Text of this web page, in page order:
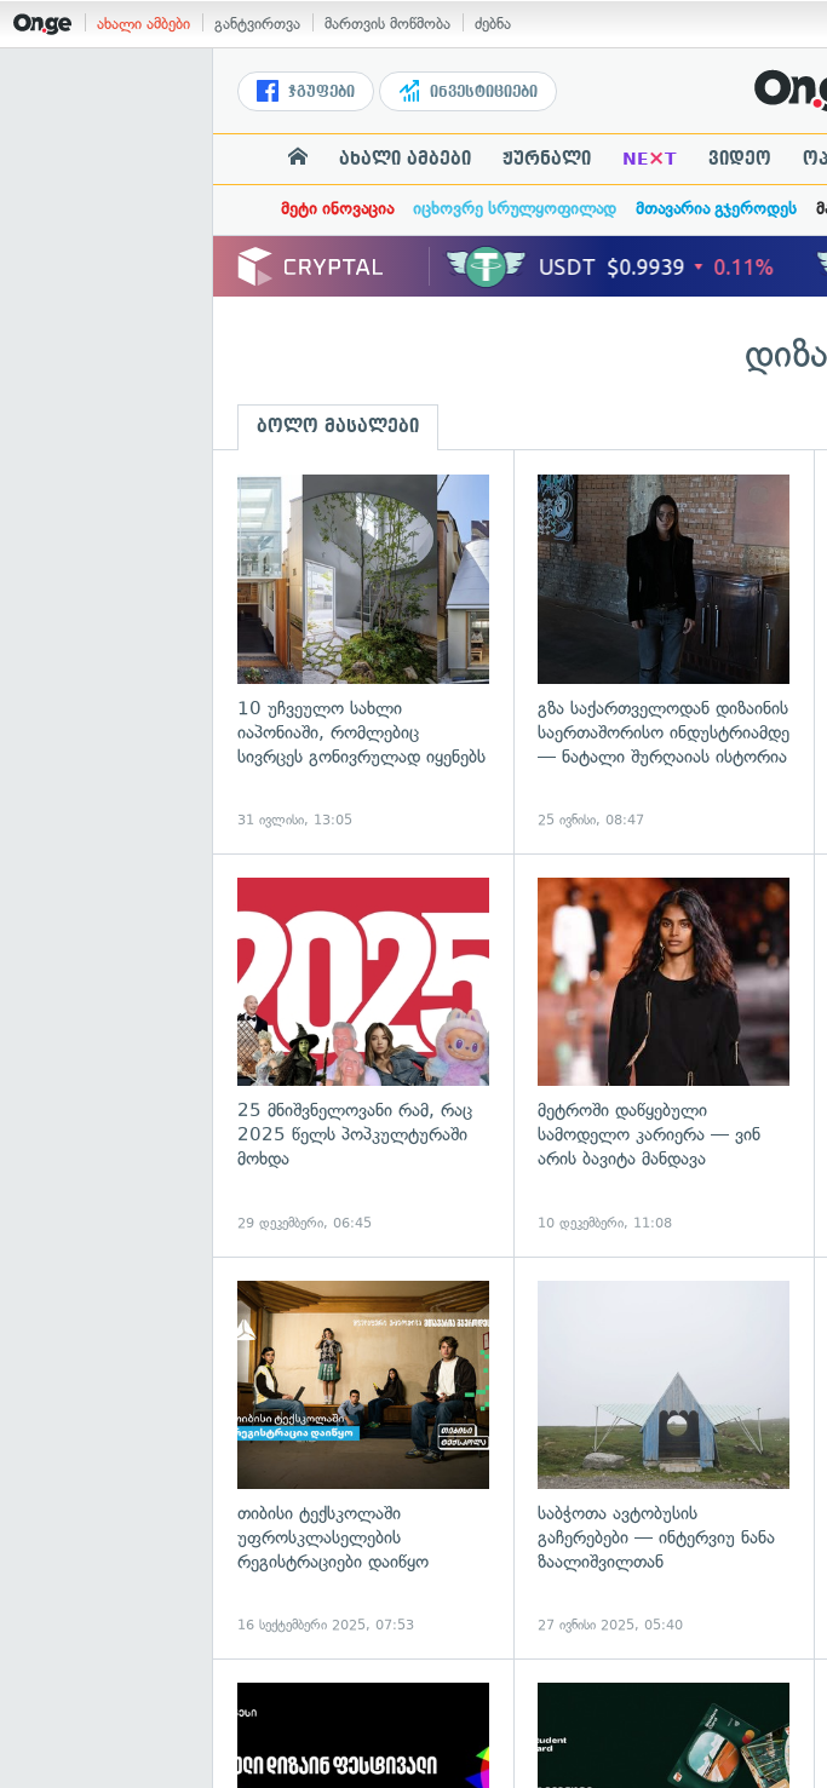
ახალი ამბები განტვირთვა მართვის მოწმობა ძებნა
ჯგუფები ინვესტიციები
ახალი ამბები ჟურნალი NE×T ვიდეო
მეტი ინოვაცია იცხოვრე სრულყოფილად მთავარია გჯეროდეს
ბოლო მასალები
გადახედვა
10 უჩვეულო სახლი
იაპონიაში, რომლებიც
სივრცეს გონივრულად იყენებს
31 ივლისი, 13:05
გზა საქართველოდან დიზაინის
საერთაშორისო ინდუსტრიამდე
— ნატალი შურღაიას ისტორია
25 ივნისი, 08:47
გადახედვა
25 მნიშვნელოვანი რამ, რაც
2025 წელს პოპკულტურაში
მოხდა
29 დეკემბერი, 06:45
მეტროში დაწყებული
სამოდელო კარიერა — ვინ
არის ბავიტა მანდავა
10 დეკემბერი, 11:08
თიბისი ტექსკოლაში
უფროსკლასელების
რეგისტრაციები დაიწყო
16 სექტემბერი 2025, 07:53
საბჭოთა ავტობუსის
გაჩერებები — ინტერვიუ ნანა
ზაალიშვილთან
27 ივნისი 2025, 05:40